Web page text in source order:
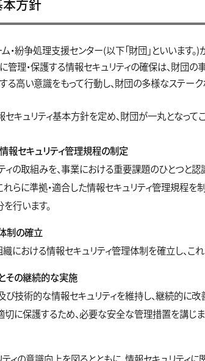
・紛争処理支援センター(以下「財団」といいます
管理・保護する情報セキュリティの確保は、財団
る高い意識をもって行動し、財団の多様なステー
セキュリティ基本方針を定め、財団が一丸となって
報セキュリティ管理規程の制定
ィの取組みを、事業における重要課題のひとつと
れらに準拠・適合した情報セキュリティ管理規程
行います。
制の確立
における情報セキュリティ管理体制を確立し、こ
その継続的な実施
び技術的な情報セキュリティを維持し、継続的に
に保護するため、必要な安全な管理措置を講じま